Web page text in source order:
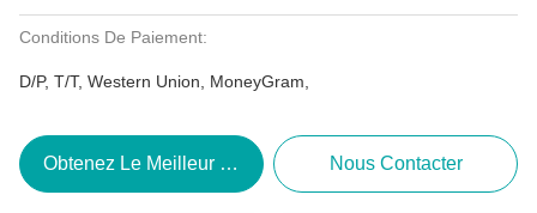
Conditions De Paiement:
D/P, T/T, Western Union, MoneyGram,
Obtenez Le Meilleur Prix Nous Contacter